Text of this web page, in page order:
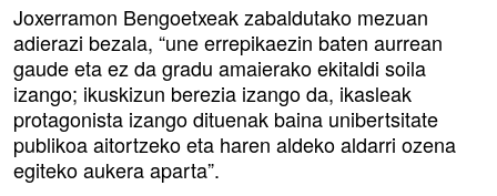
Joxerramon Bengoetxeak zabaldutako mezuan
adierazi bezala, “une errepikaezin baten aurrean
gaude eta ez da gradu amaierako ekitaldi soila
izango; ikuskizun berezia izango da, ikasleak
protagonista izango dituenak baina unibertsitate
publikoa aitortzeko eta haren aldeko aldarri ozena
egiteko aukera aparta”.